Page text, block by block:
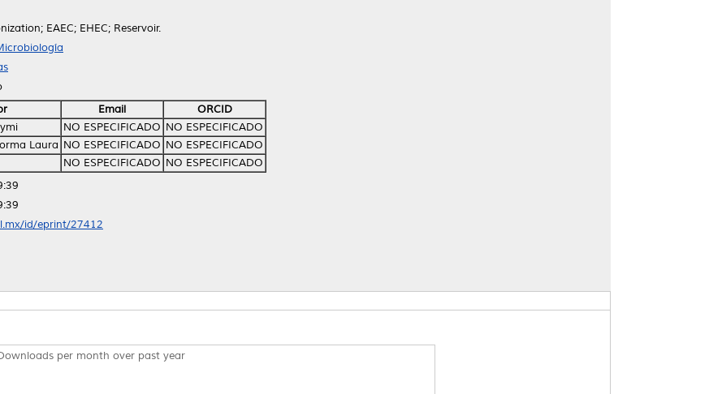
EAEC; EHEC; Reservoir.
Email
ORCID
NO ESPECIFICADO NO ESPECIFICADO
Laura NO ESPECIFICADO NO ESPECIFICADO
NO ESPECIFICADO NO ESPECIFICADO
id/eprint/27412
per month over past year